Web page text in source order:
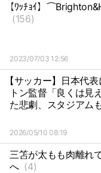
【ﾜｯﾁｮｲ】
(156)
2023/07/03 12:56
【サッカー】日本代
トン監督「良くは見
た悲劇、スタジアム
2026/05/10 08:19
三笘が太もも肉離れ
へ (4)